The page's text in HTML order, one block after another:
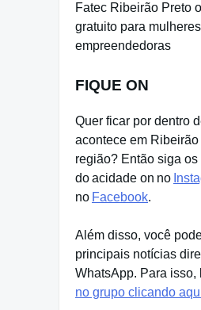
Fatec Ribeirão Preto
gratuito para mulheres
empreendedoras
FIQUE ON
Quer ficar por dentro
acontece em Ribeirão
região? Então siga os
do acidade on no
no Facebook.
Além disso, você
principais notícias
WhatsApp. Para isso,
no grupo clicando